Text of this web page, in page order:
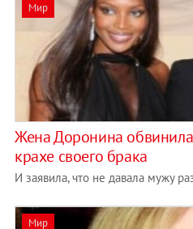
Мир
Жена Доронина
крахе своего брака
И заявила, что не давала мужу
Мир